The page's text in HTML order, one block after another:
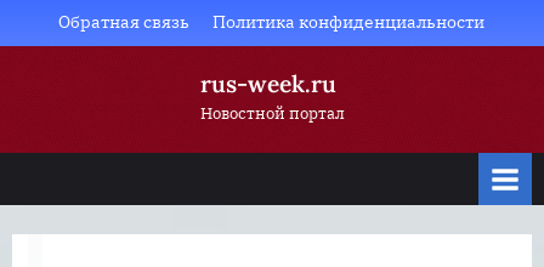
to
Обратная связь Политика конфиденциальности
rus-week.ru
Новостной портал